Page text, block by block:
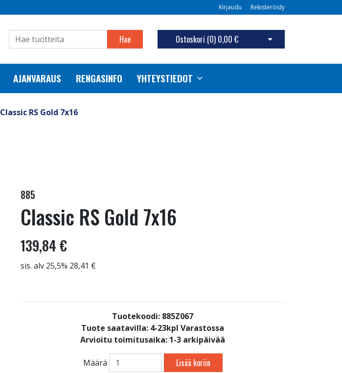
Kirjaudu Rekisteröidy
Hae Ostoskori (0) 0,00 € Avaa ostoskori
AJANVARAUS RENGASINFO YHTEYSTIEDOT
Classic RS Gold 7x16
885
Classic RS Gold 7x16
139,84 €
sis. alv 25,5% 28,41 €
Tuotekoodi: 885Z067
Tuote saatavilla: 4-23kpl Varastossa
Arvioitu toimitusaika: 1-3 arkipäivää
Määrä Lisää koriin